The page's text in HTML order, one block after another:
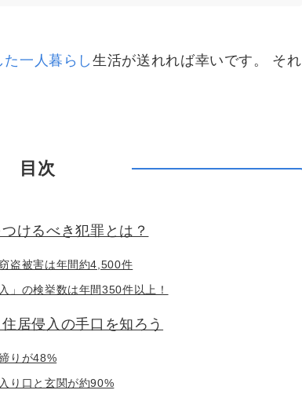
た一人暮らし生活が送れれば幸いです。 それ
目次
けるべき犯罪とは？
盗被害は年間約4,500件
」の検挙数は年間350件以上！
居侵入の手口を知ろう
りが48%
り口と玄関が約90%